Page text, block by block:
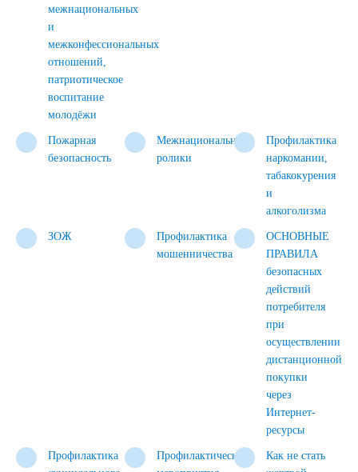
межнациональных
и
межконфессиональных
отношений,
патриотическое
воспитание
молодёжи
Пожарная
безопасность
Межнациональные
ролики
Профилактика
наркомании,
табакокурения
и
алкоголизма
ЗОЖ
Профилактика
мошенничества
ОСНОВНЫЕ
ПРАВИЛА
безопасных
действий
потребителя
при
осуществлении
дистанционной
покупки
через
Интернет-
ресурсы
Профилактика
Профилактические
Как не стать